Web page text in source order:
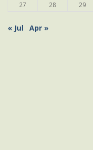
27
28 29
« Jul Apr »